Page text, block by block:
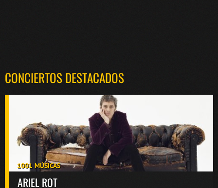
CONCIERTOS DESTACADOS
1001 MÚSICAS
ARIEL ROT